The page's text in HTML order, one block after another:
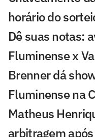
horário do
Dê suas notas:
Fluminense x
Brenner dá
Fluminense na
Matheus
arbitragem